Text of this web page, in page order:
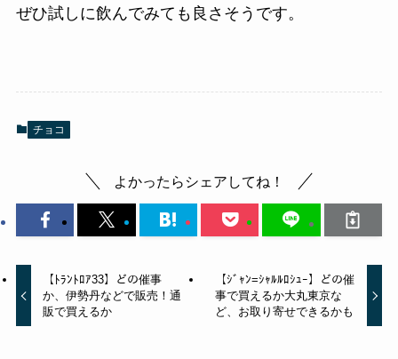
ぜひ試しに飲んでみても良さそうです。
チョコ
よかったらシェアしてね！
【ﾄﾗﾝﾄﾛｱ33】どの催事
か、伊勢丹などで販売！通
販で買えるか
【ｼﾞｬﾝ=ｼｬﾙﾙﾛｼｭｰ】どの催
事で買えるか大丸東京な
ど、お取り寄せできるかも